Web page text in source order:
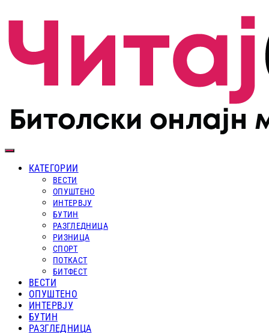
КАТЕГОРИИ
ВЕСТИ
ОПУШТЕНО
ИНТЕРВЈУ
БУТИН
РАЗГЛЕДНИЦА
РИЗНИЦА
СПОРТ
ПОТКАСТ
БИТФЕСТ
ВЕСТИ
ОПУШТЕНО
ИНТЕРВЈУ
БУТИН
РАЗГЛЕДНИЦА